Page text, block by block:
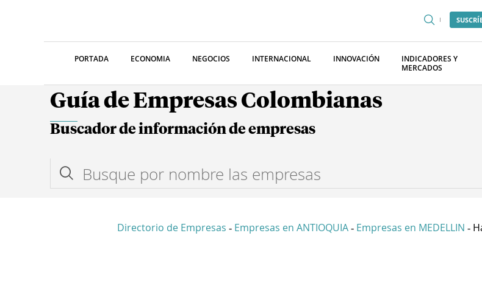
PORTADA ECONOMIA NEGOCIOS INTERNACIONAL INNOVACIÓN
INDICADORES Y
MERCADOS
Guía de Empresas Colombianas
Buscador de información de empresas
Directorio de Empresas - Empresas en ANTIOQUIA - Empresas en MEDELLIN -